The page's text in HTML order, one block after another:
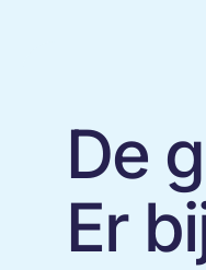
De
Er